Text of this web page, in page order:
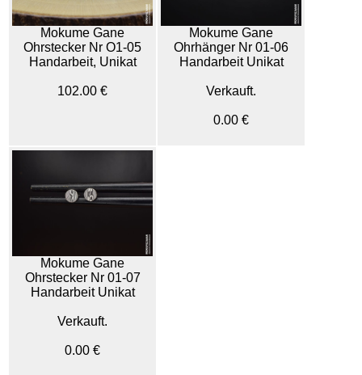
Mokume Gane
Ohrstecker Nr O1-05
Handarbeit, Unikat
102.00 €
Mokume Gane
Ohrhänger Nr 01-06
Handarbeit Unikat
Verkauft.
0.00 €
Mokume Gane
Ohrstecker Nr 01-07
Handarbeit Unikat
Verkauft.
0.00 €